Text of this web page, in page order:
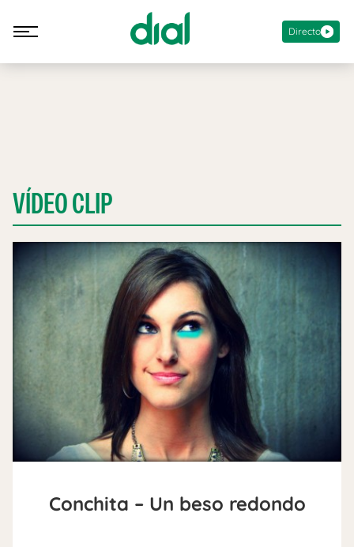
Directo
VÍDEO CLIP
Conchita – Un beso redondo